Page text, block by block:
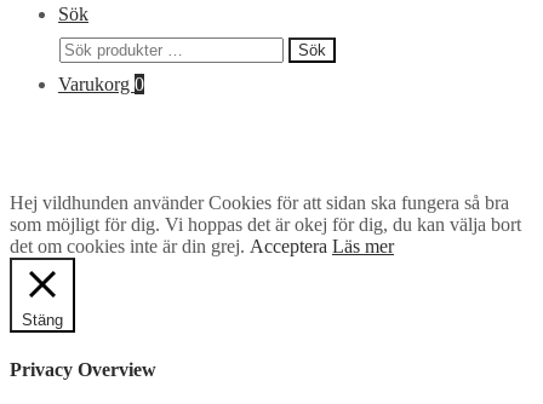
Sök
Sök
efter:
Sök
Varukorg 0
Hej vildhunden använder Cookies för att sidan ska fungera så bra
som möjligt för dig. Vi hoppas det är okej för dig, du kan välja bort
det om cookies inte är din grej. Acceptera Läs mer
Stäng
Privacy Overview